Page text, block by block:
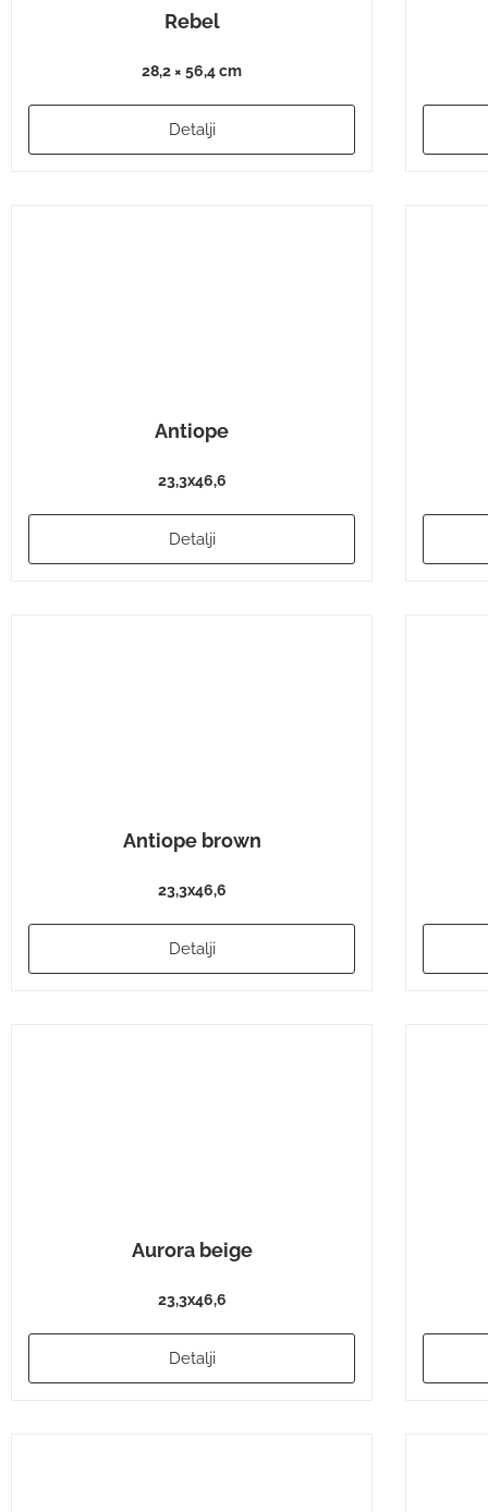
Rebel
28,2 × 56,4 cm
Detalji
Antiope
23,3x46,6
Detalji
Antiope brown
23,3x46,6
Detalji
Aurora beige
23,3x46,6
Detalji